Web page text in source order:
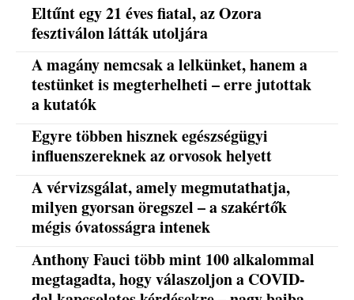
Eltűnt egy 21 éves fiatal, az Ozora
fesztiválon látták utoljára
A magány nemcsak a lelkünket, hanem a
testünket is megterhelheti – erre jutottak
a kutatók
Egyre többen hisznek egészségügyi
influenszereknek az orvosok helyett
A vérvizsgálat, amely megmutathatja,
milyen gyorsan öregszel – a szakértők
mégis óvatosságra intenek
Anthony Fauci több mint 100 alkalommal
megtagadta, hogy válaszoljon a COVID-